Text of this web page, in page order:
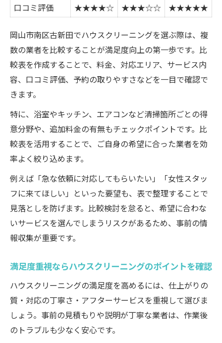
納得の仕上がりを得るための事前準備とは
授
実際の仕上がり写真で見るハウスクリーニ
ングの違い
信頼できる業者を見極めるハウスクリーニング
体験談
体験談でわかるハウスクリーニングの信頼
ポイント
満足できたハウスクリーニングの共通点ま
とめ
業者選びで重視したい口コミの見方
対応エリアや実績年数の比較ポイント
信頼できるハウスクリーニング体験の流れ
後悔しない依頼先を選ぶためのポイントとは
後悔しないための料金と内容の見極め術
オプションサービスの確認ポイント
予約時に気を付けたいトラブル回避法
ハウスクリーニング選びで失敗しないコツ
丁寧な対応が評判のハウスクリーニング活用術
口コミ評価 ★★★★☆ ★★★☆☆ ★★★★★
岡山市南区古新田でハウスクリーニングを選ぶ際は、複
数の業者を比較することが満足度向上の第一歩です。比
較表を作成することで、料金、対応エリア、サービス内
容、口コミ評価、予約の取りやすさなどを一目で確認で
きます。
特に、浴室やキッチン、エアコンなど清掃箇所ごとの得
意分野や、追加料金の有無もチェックポイントです。比
較表を活用することで、ご自身の希望に合った業者を効
率よく絞り込めます。
例えば「急な依頼に対応してもらいたい」「女性スタッ
フに来てほしい」といった要望も、表で整理することで
見落としを防げます。比較検討を怠ると、希望に合わな
いサービスを選んでしまうリスクがあるため、事前の情
報収集が重要です。
満足度重視ならハウスクリーニングのポイントを確認
ハウスクリーニングの満足度を高めるには、仕上がりの
質・対応の丁寧さ・アフターサービスを重視して選びま
しょう。事前の見積もりや説明が丁寧な業者は、作業後
のトラブルも少なく安心です。